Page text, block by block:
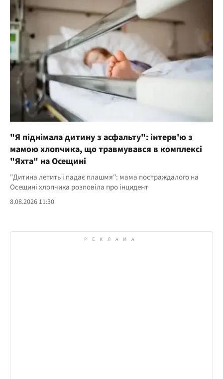
"Я піднімала дитину з асфальту": інтерв'ю з
мамою хлопчика, що травмувався в комплексі
"Яхта" на Осещині
"Дитина летить і падає плашмя": мама постраждалого на
Осещині хлопчика розповіла про інцидент
8.08.2026 11:30